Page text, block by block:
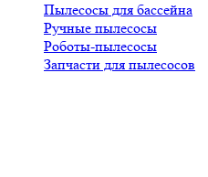
Пылесосы для бассейна
Ручные пылесосы
Роботы-пылесосы
Запчасти для пылесосов